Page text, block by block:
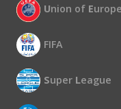
Union of E
FIFA
Super League